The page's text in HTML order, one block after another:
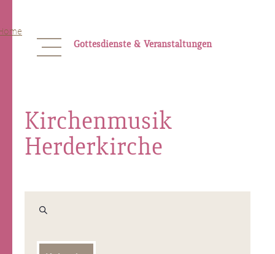
content
Gottesdienste & Veranstaltungen
Kirchenmusik
Herderkirche
Veranstaltungen
Suche
Suche